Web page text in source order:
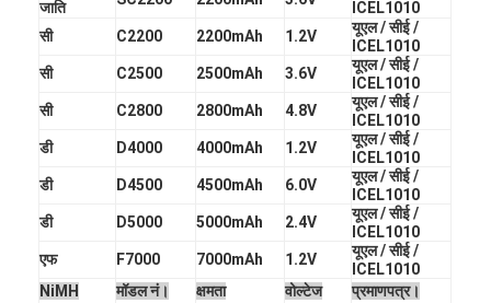
प्राथमिक लिथियम बैटरी
जाति
ICEL1010
सी
C2200 2200mAh 1.2V
यूएल / सीई /
ICEL1010
सी
C2500 2500mAh 3.6V
यूएल / सीई /
ICEL1010
सी
C2800 2800mAh 4.8V
यूएल / सीई /
ICEL1010
डी
D4000 4000mAh 1.2V
यूएल / सीई /
ICEL1010
डी
D4500 4500mAh 6.0V
यूएल / सीई /
ICEL1010
डी
D5000 5000mAh 2.4V
यूएल / सीई /
ICEL1010
एफ
F7000 7000mAh 1.2V
यूएल / सीई /
ICEL1010
NiMH
मॉडल नं। क्षमता वोल्टेज
प्रमाणपत्र।